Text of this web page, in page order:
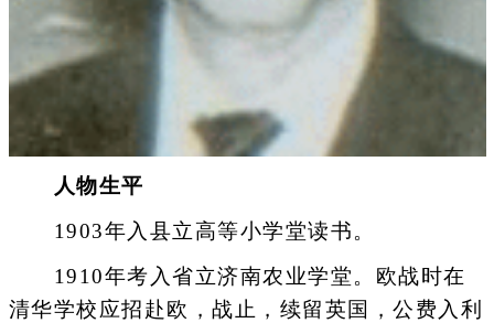
人物生平
1903年入县立高等小学堂读书。
1910年考入省立济南农业学堂。欧战时在
清华学校应招赴欧，战止，续留英国，公费入利